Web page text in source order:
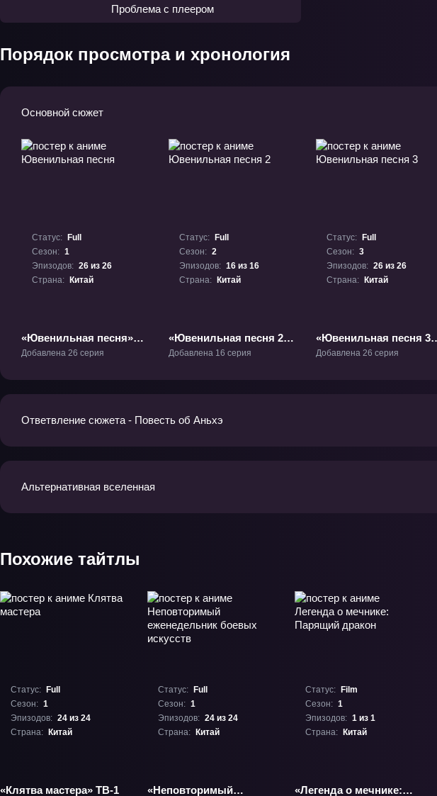
Проблема с плеером
Порядок просмотра и хронология
Основной сюжет
Статус:
Full
Сезон: 1
Эпизодов: 26 из 26
Страна:
Китай
«Ювенильная песня»
ТВ-1
Добавлена 26 серия
Статус:
Full
Сезон: 2
Эпизодов: 16 из 16
Страна:
Китай
«Ювенильная песня 2»
ТВ-2
Добавлена 16 серия
Статус:
Full
Сезон: 3
Эпизодов: 26 из 26
Страна:
Китай
«Ювенильная песня 3»
ТВ-3
Добавлена 26 серия
Ответвление сюжета - Повесть об Аньхэ
Альтернативная вселенная
Похожие тайтлы
Статус:
Full
Сезон: 1
Эпизодов: 24 из 24
Страна:
Китай
«Клятва мастера» ТВ-1
Статус:
Full
Сезон: 1
Эпизодов: 24 из 24
Страна:
Китай
«Неповторимый
Статус:
Film
Сезон: 1
Эпизодов: 1 из 1
Страна:
Китай
«Легенда о мечнике: